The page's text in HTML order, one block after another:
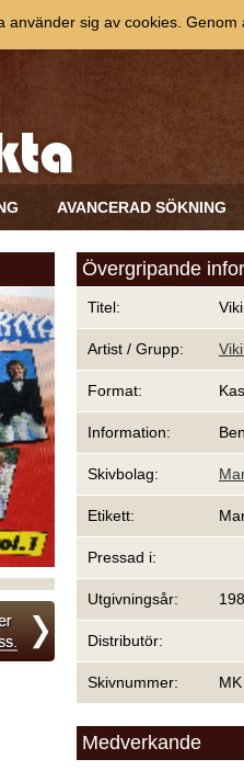
AVANCERAD SÖKNING
Övergripande
Titel:
Artist / Grupp:
Format:
Information:
Skivbolag:
Etikett:
Pressad i:
Utgivningsår:
Distributör:
Skivnummer:
Medverkande
använder sig av cookies.